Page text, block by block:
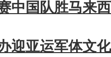
中国队胜马来
迎亚运军体文